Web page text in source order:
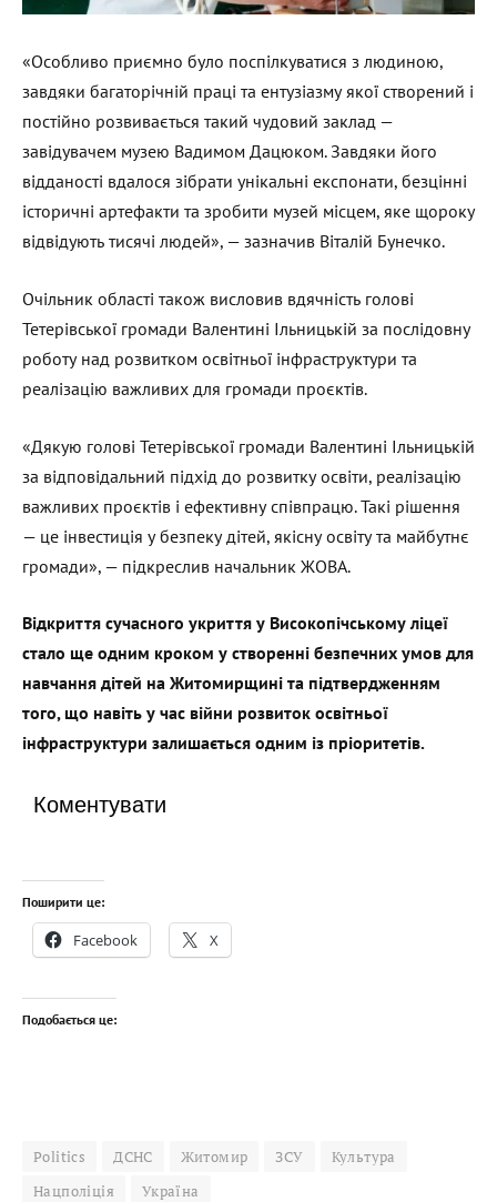
«Особливо приємно було поспілкуватися з людиною,
завдяки багаторічній праці та ентузіазму якої створений і
постійно розвивається такий чудовий заклад —
завідувачем музею Вадимом Дацюком. Завдяки його
відданості вдалося зібрати унікальні експонати, безцінні
історичні артефакти та зробити музей місцем, яке щороку
відвідують тисячі людей», — зазначив Віталій Бунечко.
Очільник області також висловив вдячність голові
Тетерівської громади Валентині Ільницькій за послідовну
роботу над розвитком освітньої інфраструктури та
реалізацію важливих для громади проєктів.
«Дякую голові Тетерівської громади Валентині Ільницькій
за відповідальний підхід до розвитку освіти, реалізацію
важливих проєктів і ефективну співпрацю. Такі рішення
— це інвестиція у безпеку дітей, якісну освіту та майбутнє
громади», — підкреслив начальник ЖОВА.
Відкриття сучасного укриття у Високопічському ліцеї
стало ще одним кроком у створенні безпечних умов для
навчання дітей на Житомирщині та підтвердженням
того, що навіть у час війни розвиток освітньої
інфраструктури залишається одним із пріоритетів.
Коментувати
Поширити це:
Facebook X
Подобається це:
Politics ДСНС Житомир ЗСУ
Культура
Нацполіція
Україна